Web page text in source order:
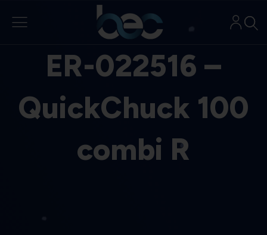
ER-022516 –
QuickChuck 100
combi R